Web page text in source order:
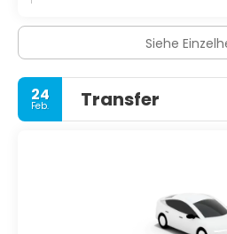
Siehe
24
Feb. Transfer